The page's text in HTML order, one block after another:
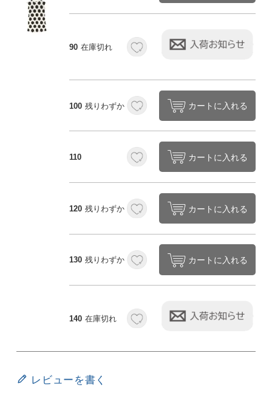
90 在庫切れ
100 残りわずか カートに入れる
110 カートに入れる
120 残りわずか カートに入れる
130 残りわずか カートに入れる
140 在庫切れ
レビューを書く